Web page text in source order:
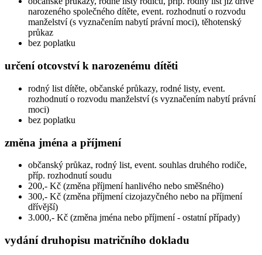
narozeného společného dítěte, event. rozhodnutí o rozvodu
manželství (s vyznačením nabytí právní moci), těhotenský
průkaz
bez poplatku
určení otcovství k narozenému dítěti
rodný list dítěte, občanské průkazy, rodné listy, event.
rozhodnutí o rozvodu manželství (s vyznačením nabytí právní
moci)
bez poplatku
změna jména a příjmení
občanský průkaz, rodný list, event. souhlas druhého rodiče,
příp. rozhodnutí soudu
200,- Kč (změna příjmení hanlivého nebo směšného)
300,- Kč (změna příjmení cizojazyčného nebo na příjmení
dřívější)
3.000,- Kč (změna jména nebo příjmení - ostatní případy)
vydání druhopisu matričního dokladu